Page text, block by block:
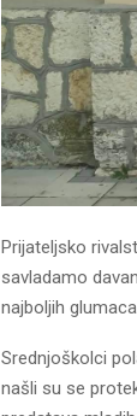
Prijateljsko
savladamo
najboljih
Srednjoškolci
našli su se